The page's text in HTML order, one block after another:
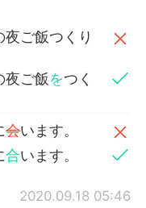
ご飯つくり
ご飯をつく
会います。
合います。
2020.09.18 05:46